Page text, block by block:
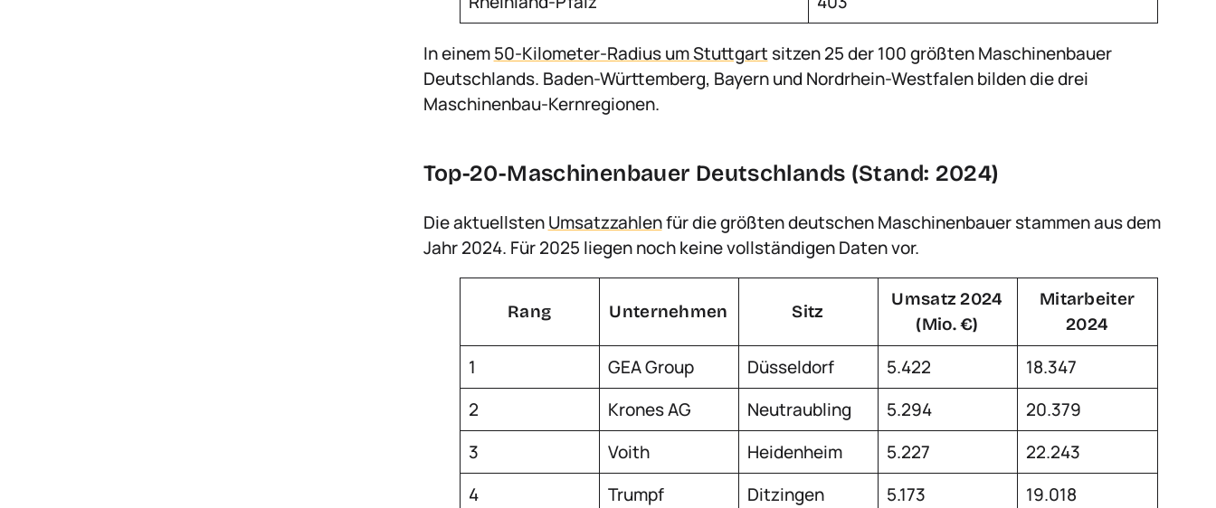
In einem50-Kilometer-Radius um Stuttgart sitzen 25 der 100 größten Maschinenbauer
Deutschlands. Baden-Württemberg, Bayern und Nordrhein-Westfalen bilden die drei
Maschinenbau-Kernregionen.
Top-20-Maschinenbauer Deutschlands (Stand: 2024)
Die aktuellstenUmsatzzahlenfür die größten deutschen Maschinenbauer stammen aus dem
Jahr 2024. Für 2025 liegen noch keine vollständigen Daten vor.
Rang Unternehmen Sitz
Umsatz 2024
(Mio. €)
Mitarbeiter
2024
1 GEA Group Düsseldorf 5.422
18.347
2
Krones AG Neutraubling 5.294
20.379
3
Voith Heidenheim 5.227
22.243
4
Trumpf Ditzingen 5.173
19.018